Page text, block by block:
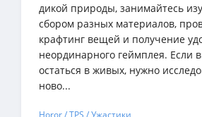
дикой природы, занимайтесь
сбором разных материалов,
крафтинг вещей и получение
неординарного геймплея. Если
остаться в живых, нужно
ново...
Horor / TPS / Ужастики